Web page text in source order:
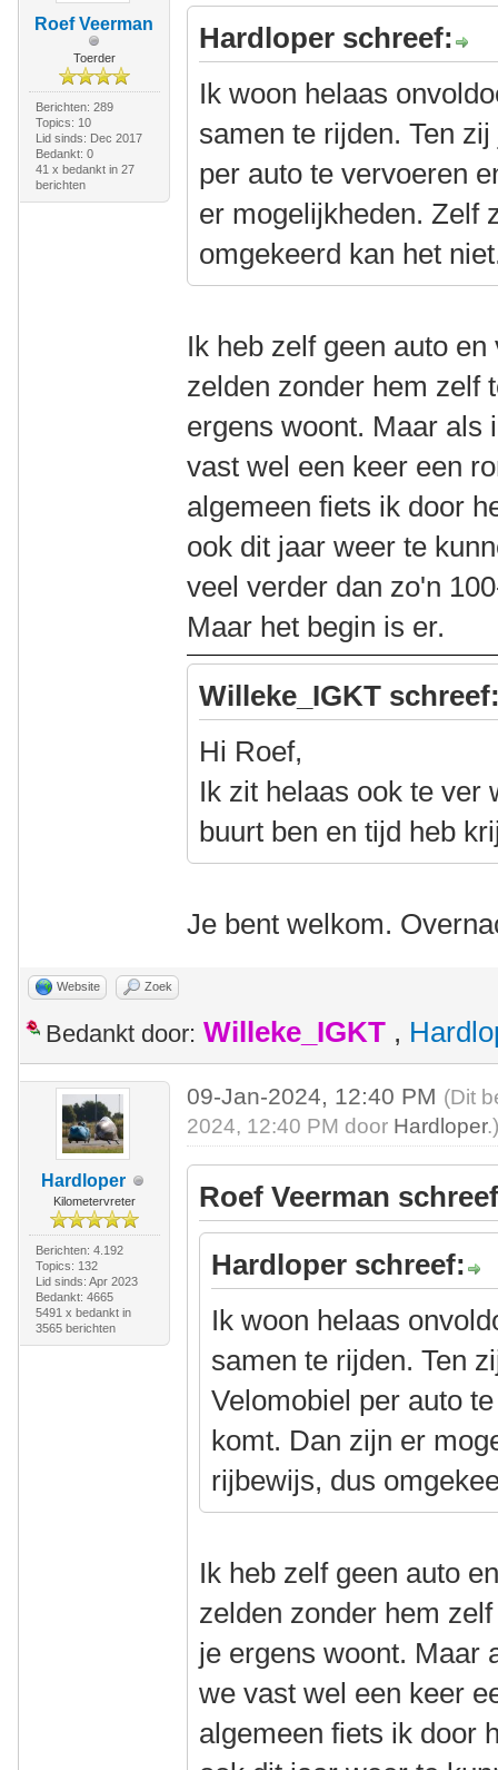
Roef Veerman
Toerder
Berichten: 289
Topics: 10
Lid sinds: Dec 2017
Bedankt: 0
41 x bedankt in 27
berichten
Hardloper schreef:
Ik woon helaas
samen te rijden. Ten
per auto te vervoeren
er mogelijkheden. Zelf
omgekeerd kan het
Ik heb zelf geen auto
zelden zonder hem zelf
ergens woont. Maar als
vast wel een keer een
algemeen fiets ik door
ook dit jaar weer te
veel verder dan zo'n
Maar het begin is er.
Willeke_IGKT
Hi Roef,
Ik zit helaas ook te ver
buurt ben en tijd heb
Je bent welkom.
Website Zoek
Bedankt door: Willeke_IGKT ,
Hardloper
Kilometervreter
Berichten: 4.192
Topics: 132
Lid sinds: Apr 2023
Bedankt: 4665
5491 x bedankt in
3565 berichten
09-Jan-2024, 12:40 PM (Dit
2024, 12:40 PM door Hardloper
Roef Veerman
Hardloper schreef:
Ik woon helaas
samen te rijden. Ten
Velomobiel per auto
komt. Dan zijn er
rijbewijs, dus
Ik heb zelf geen auto
zelden zonder hem
je ergens woont. Maar
we vast wel een keer
algemeen fiets ik door